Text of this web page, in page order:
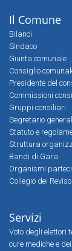
Il Comune
Bilanci
Sindaco
Giunta comunale
Consiglio
Presidente del
Commissioni
Gruppi consiliari
Segretario
Statuto e
Struttura
Bandi di Gara
Organismi
Collegio dei
Servizi
Voto degli elettori
cure mediche e